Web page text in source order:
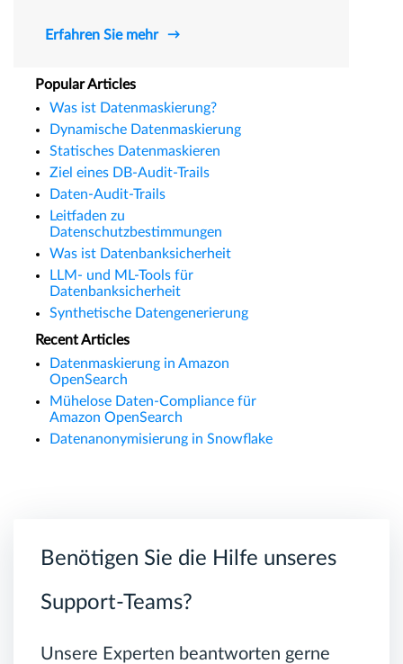
Erfahren Sie mehr
Popular Articles
Was ist Datenmaskierung?
Dynamische Datenmaskierung
Statisches Datenmaskieren
Ziel eines DB-Audit-Trails
Daten-Audit-Trails
Leitfaden zu
Datenschutzbestimmungen
Was ist Datenbanksicherheit
LLM- und ML-Tools für
Datenbanksicherheit
Synthetische Datengenerierung
Recent Articles
Datenmaskierung in Amazon
OpenSearch
Mühelose Daten-Compliance für
Amazon OpenSearch
Datenanonymisierung in Snowflake
Benötigen Sie die Hilfe unseres
Support-Teams?
Unsere Experten beantworten gerne